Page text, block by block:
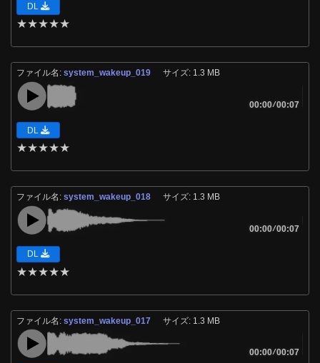
DL
★★★★★
ファイル名:system_wakeup_019 サイズ: 1.3 MB
00:00/00:07
DL
★★★★★
ファイル名:system_wakeup_018 サイズ: 1.3 MB
00:00/00:07
DL
★★★★★
ファイル名:system_wakeup_017 サイズ: 1.3 MB
00:00/00:07